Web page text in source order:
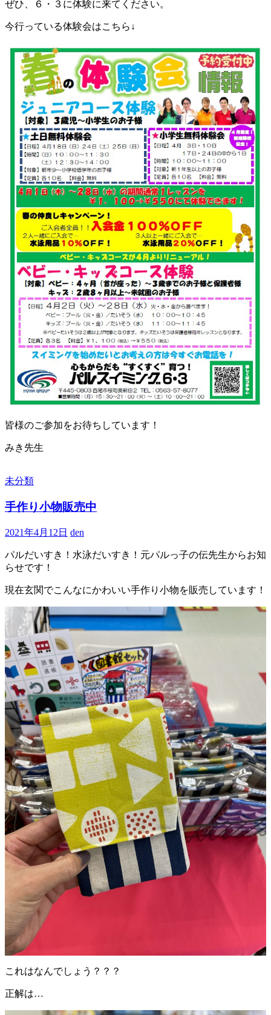
ぜひ、６・３に体験に来てください。
今行っている体験会はこちら↓
皆様のご参加をお待ちしています！
みき先生
未分類
手作り小物販売中
2021年4月12日 den
パルだいすき！水泳だいすき！元パルっ子の伝先生からお知
らせです！
現在玄関でこんなにかわいい手作り小物を販売しています！
これはなんでしょう？？？
正解は…